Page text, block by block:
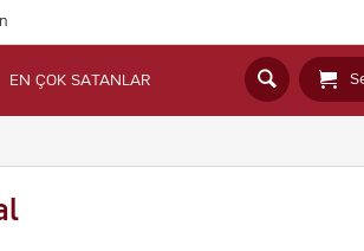
EN ÇOK SATANLAR  